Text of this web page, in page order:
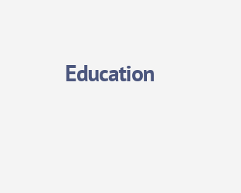
Education